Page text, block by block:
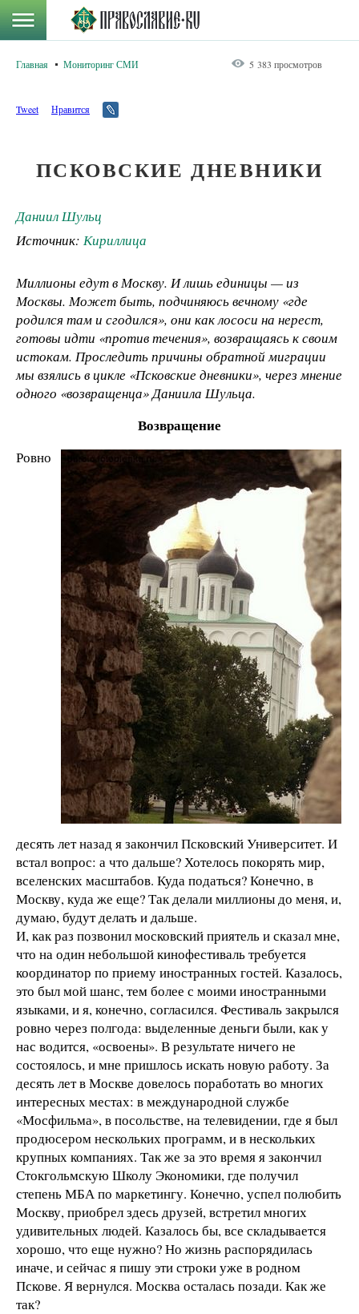
Главная Мониторинг СМИ 5 383 просмотров
Tweet Нравится
ПСКОВСКИЕ ДНЕВНИКИ
Даниил Шульц
Источник: Кириллица
Миллионы едут в Москву. И лишь единицы — из
Москвы. Может быть, подчиняюсь вечному «где
родился там и сгодился», они как лососи на нерест,
готовы идти «против течения», возвращаясь к своим
истокам. Проследить причины обратной миграции
мы взялись в цикле «Псковские дневники», через мнение
одного «возвращенца» Даниила Шульца.
Возвращение
Ровно
десять лет назад я закончил Псковский Университет. И
встал вопрос: а что дальше? Хотелось покорять мир,
вселенских масштабов. Куда податься? Конечно, в
Москву, куда же еще? Так делали миллионы до меня, и,
думаю, будут делать и дальше.
И, как раз позвонил московский приятель и сказал мне,
что на один небольшой кинофестиваль требуется
координатор по приему иностранных гостей. Казалось,
это был мой шанс, тем более с моими иностранными
языками, и я, конечно, согласился. Фестиваль закрылся
ровно через полгода: выделенные деньги были, как у
нас водится, «освоены». В результате ничего не
состоялось, и мне пришлось искать новую работу. За
десять лет в Москве довелось поработать во многих
интересных местах: в международной службе
«Мосфильма», в посольстве, на телевидении, где я был
продюсером нескольких программ, и в нескольких
крупных компаниях. Так же за это время я закончил
Стокгольмскую Школу Экономики, где получил
степень МБА по маркетингу. Конечно, успел полюбить
Москву, приобрел здесь друзей, встретил многих
удивительных людей. Казалось бы, все складывается
хорошо, что еще нужно? Но жизнь распорядилась
иначе, и сейчас я пишу эти строки уже в родном
Пскове. Я вернулся. Москва осталась позади. Как же
так?